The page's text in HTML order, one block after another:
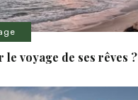
le voyage de ses rêves ?